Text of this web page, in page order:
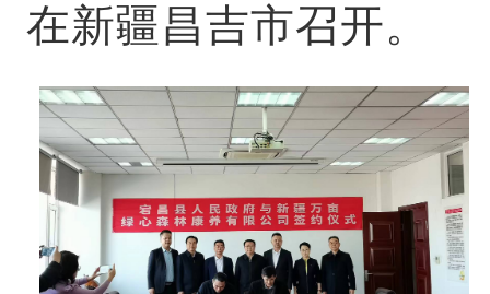
在新疆昌吉市召开。